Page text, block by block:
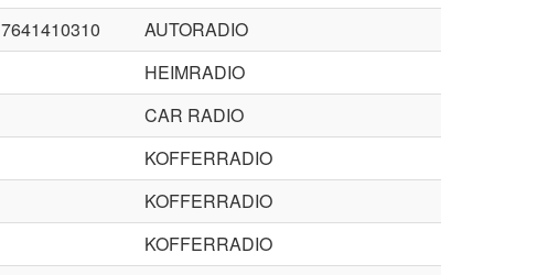
7641410310
AUTORADIO
HEIMRADIO
CAR RADIO
KOFFERRADIO
KOFFERRADIO
KOFFERRADIO